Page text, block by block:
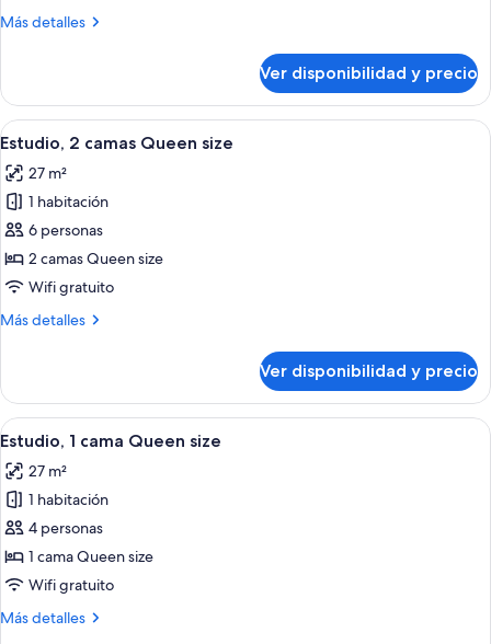
cama
Más detalles
Más
estudio,
cama
size
Ver disponibilidad y precio
Ver
todas
las
fotos
de
Estudio,
2
Queen
Una habitación de hotel con cama,
5
Estudio, 2 camas Queen size
27 m²
1 habitación
6 personas
2 camas Queen size
Wifi gratuito
Más detalles
Más
2
camas
Queen
Ver disponibilidad y precio
Ver
todas
las
fotos
de
Estudio,
1
Queen
Una habitación de hotel con cama,
6
Estudio, 1 cama Queen size
27 m²
1 habitación
4 personas
1 cama Queen size
Wifi gratuito
Más detalles
Más